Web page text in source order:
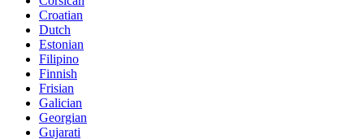
Croatian
Dutch
Estonian
Filipino
Finnish
Frisian
Galician
Georgian
Gujarati